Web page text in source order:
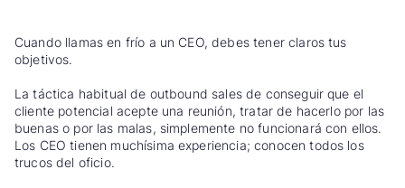
Cuando llamas en frío a un CEO, debes tener claros tus
objetivos.
La táctica habitual de outbound sales de conseguir que el
cliente potencial acepte una reunión, tratar de hacerlo por las
buenas o por las malas, simplemente no funcionará con ellos.
Los CEO tienen muchísima experiencia; conocen todos los
trucos del oficio.